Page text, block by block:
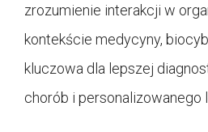
zrozumienie interakcji w
kontekście medycyny,
kluczowa dla lepszej
chorób i personalizowanego